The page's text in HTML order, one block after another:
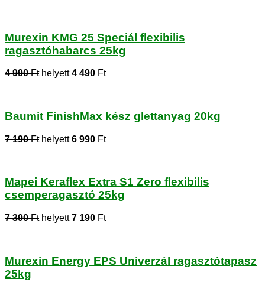
Murexin KMG 25 Speciál flexibilis
ragasztóhabarcs 25kg
4 990 Fthelyett4 490 Ft
Baumit FinishMax kész glettanyag 20kg
7 190 Fthelyett6 990 Ft
Mapei Keraflex Extra S1 Zero flexibilis
csemperagasztó 25kg
7 390 Fthelyett7 190 Ft
Murexin Energy EPS Univerzál ragasztótapasz
25kg